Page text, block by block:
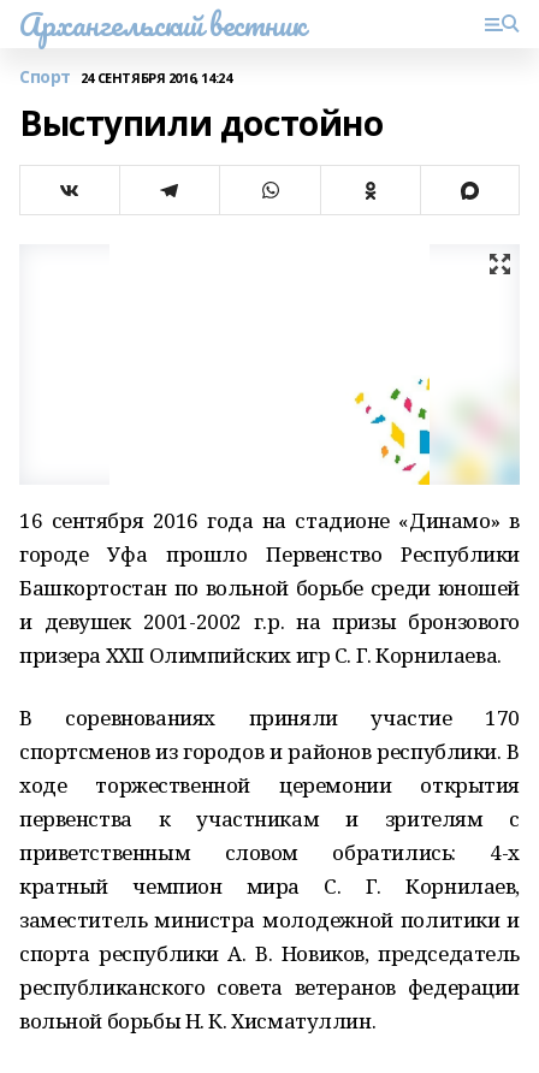
Архангельский вестник
Спорт 24 СЕНТЯБРЯ 2016, 14:24
Выступили достойно
16 сентября 2016 года на стадионе «Динамо» в
городе Уфа прошло Первенство Республики
Башкортостан по вольной борьбе среди юношей
и девушек 2001-2002 г.р. на призы бронзового
призера XXII Олимпийских игр С. Г. Корнилаева.
В соревнованиях приняли участие 170
спортсменов из городов и районов республики. В
ходе торжественной церемонии открытия
первенства к участникам и зрителям с
приветственным словом обратились: 4-х
кратный чемпион мира С. Г. Корнилаев,
заместитель министра молодежной политики и
спорта республики А. В. Новиков, председатель
республиканского совета ветеранов федерации
вольной борьбы Н. К. Хисматуллин.